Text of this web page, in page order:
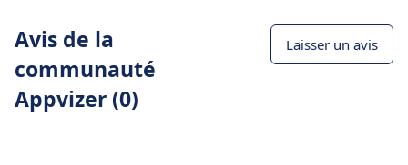
Avis de la
communauté
Appvizer (0)
Laisser un avis